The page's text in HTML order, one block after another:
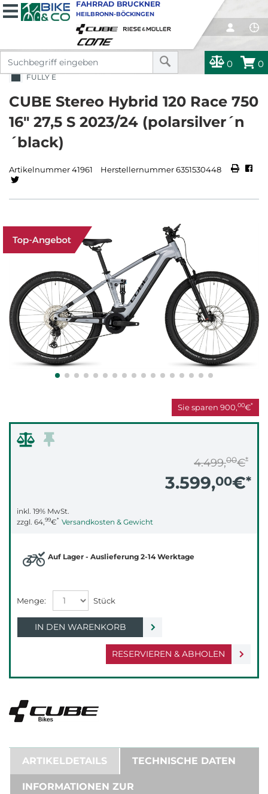
0 0
FAHRRAD BRUCKNER
HEILBRONN-BÖCKINGEN
FULLY E
CUBE Stereo Hybrid 120 Race 750
16" 27,5 S 2023/24 (polarsilver´n
´black)
Artikelnummer 41961 Herstellernummer 6351530448
Sie sparen 900,00€*
4.499,00€*
3.599,00€*
inkl. 19% MwSt.
zzgl. 64,99€* Versandkosten & Gewicht
RESERVIEREN & ABHOLEN
Auf Lager - Auslieferung 2-14 Werktage
IN DEN WARENKORB
ARTIKELDETAILS TECHNISCHE DATEN
INFORMATIONEN ZUR